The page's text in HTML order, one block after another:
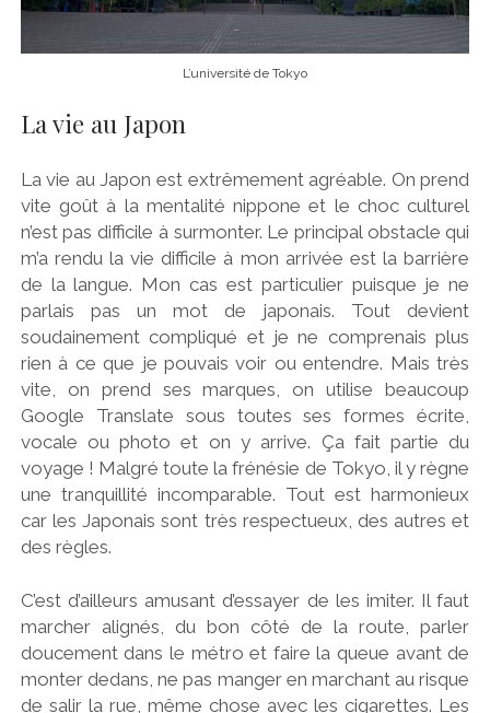
L’université de Tokyo
La vie au Japon
La vie au Japon est extrêmement agréable. On prend
vite goût à la mentalité nippone et le choc culturel
n’est pas difficile à surmonter. Le principal obstacle qui
m’a rendu la vie difficile à mon arrivée est la barrière
de la langue. Mon cas est particulier puisque je ne
parlais pas un mot de japonais. Tout devient
soudainement compliqué et je ne comprenais plus
rien à ce que je pouvais voir ou entendre. Mais très
vite, on prend ses marques, on utilise beaucoup
Google Translate sous toutes ses formes écrite,
vocale ou photo et on y arrive. Ça fait partie du
voyage ! Malgré toute la frénésie de Tokyo, il y règne
une tranquillité incomparable. Tout est harmonieux
car les Japonais sont très respectueux, des autres et
des règles.
C’est d’ailleurs amusant d’essayer de les imiter. Il faut
marcher alignés, du bon côté de la route, parler
doucement dans le métro et faire la queue avant de
monter dedans, ne pas manger en marchant au risque
de salir la rue, même chose avec les cigarettes. Les